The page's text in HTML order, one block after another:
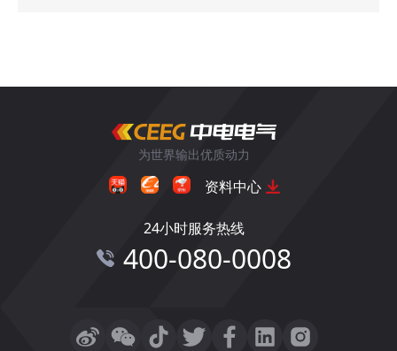
为世界输出优质动力
资料中心
24小时服务热线
400-080-0008